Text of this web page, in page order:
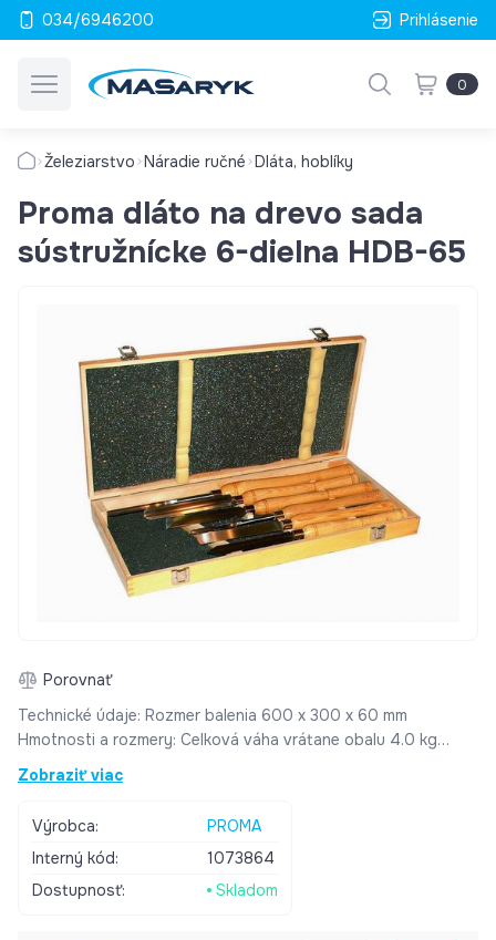
034/6946200 Prihlásenie
0
Železiarstvo Náradie ručné Dláta, hoblíky
Proma dláto na drevo sada
sústružnícke 6-dielna HDB-65
Porovnať
Technické údaje: Rozmer balenia 600 x 300 x 60 mm
Hmotnosti a rozmery: Celková váha vrátane obalu 4.0 kg
Čistá váha 3.6 kg
Zobraziť viac
Výrobca:
PROMA
Interný kód:
1073864
Dostupnosť:
Skladom